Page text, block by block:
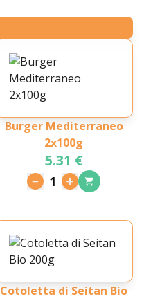
Burger Mediterraneo
2x100g
5.31 €
1
Cotoletta di Seitan Bio